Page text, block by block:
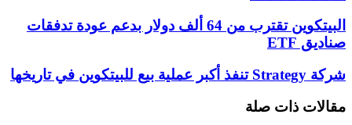
البيتكوين
تقترب
من
64
ألف
دولار
بدعم
البيتكوين تقترب من 64 ألف دولار بدعم عودة تدفقات
صناديق ETF
شركة
Strategy
تنفذ
أكبر
شركة Strategy تنفذ أكبر عملية بيع للبيتكوين في تاريخها
مقالات ذات صلة